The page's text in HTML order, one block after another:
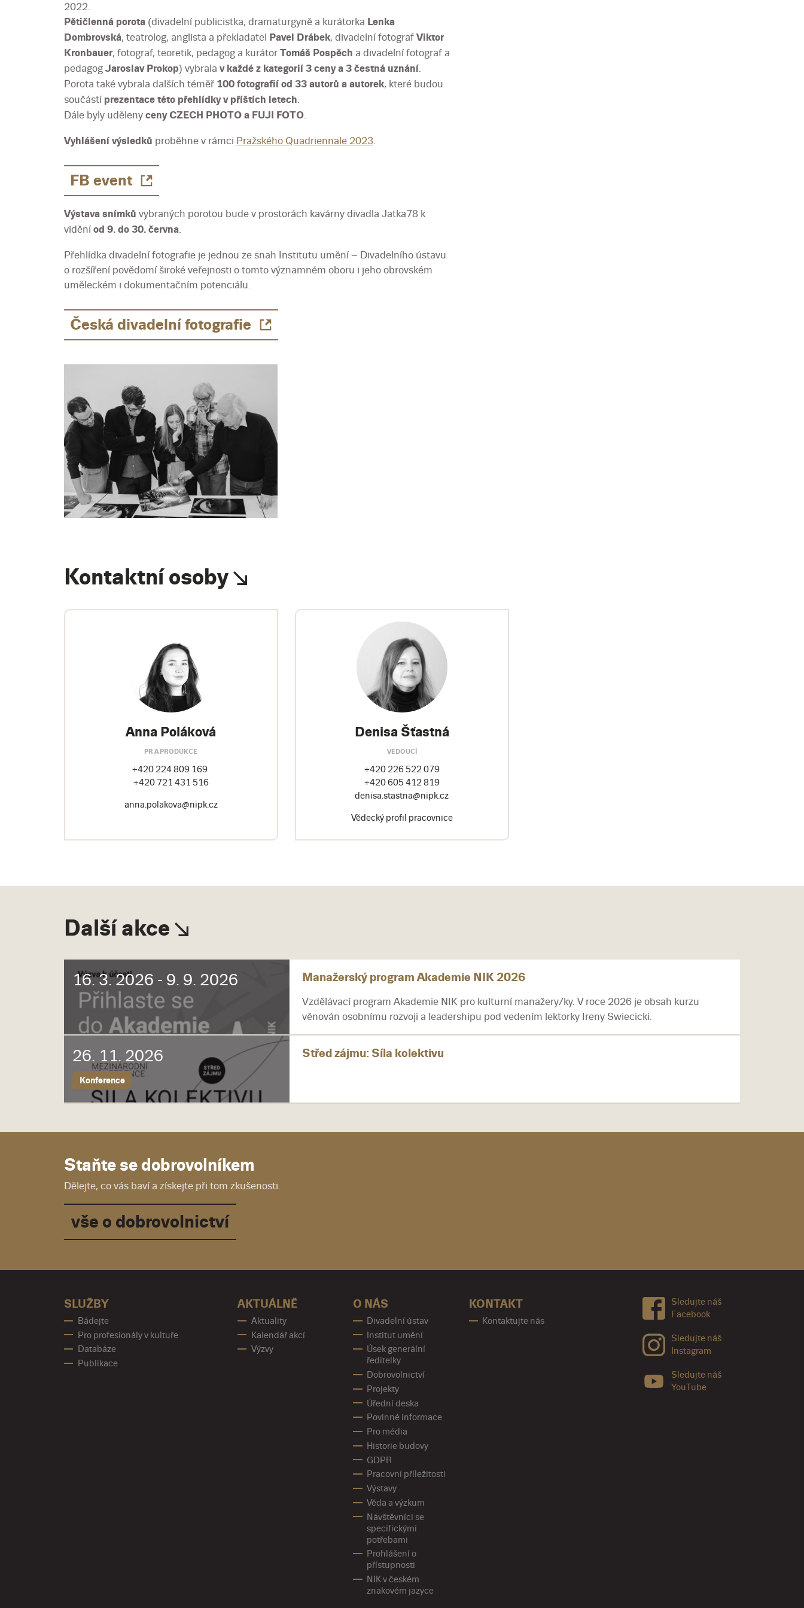
2022.
Pětičlenná porota (divadelní publicistka, dramaturgyně a kurátorka Lenka
Dombrovská, teatrolog, anglista a překladatel Pavel Drábek, divadelní fotograf Viktor
Kronbauer, fotograf, teoretik, pedagog a kurátor Tomáš Pospěch a divadelní fotograf a
pedagog Jaroslav Prokop) vybrala v každé z kategorií 3 ceny a 3 čestná uznání
Porota také vybrala dalších téměř 100 fotografií od 33 autorů a autorek, které budou
součástí prezentace této přehlídky v příštích letech
Dále byly uděleny ceny CZECH PHOTO a FUJI FOTO
Vyhlášení výsledků proběhne v rámci Pražského Quadriennale 2023.
FB event
Výstava snímků vybraných porotou bude v prostorách kavárny divadla Jatka78 k
vidění od 9. do 30. června.
Přehlídka divadelní fotografie je jednou ze snah Institutu umění – Divadelního ústavu
o rozšíření povědomí široké veřejnosti o tomto významném oboru i jeho obrovském
uměleckém i dokumentačním potenciálu.
Česká divadelní fotografie
Kontaktní osoby
Anna Poláková
PR A PRODUKCE
+420 224 809 169
+420 721 431 516
anna.polakova@nipk.cz
Denisa Šťastná
VEDOUCÍ
+420 226 522 079
+420 605 412 819
denisa.stastna@nipk.cz
Vědecký profil pracovnice
Další akce
16. 3. 2026 - 9. 9. 2026 Manažerský program Akademie NIK 2026
Vzdělávací program Akademie NIK pro kulturní manažery/ky. V roce 2026 je obsah kurzu
věnován osobnímu rozvoji a leadershipu pod vedením lektorky Ireny Swiecicki.
26. 11. 2026
Konference
Střed zájmu: Síla kolektivu
Staňte se dobrovolníkem
Dělejte, co vás baví a získejte při tom zkušenosti.
vše o dobrovolnictví
SLUŽBY
Bádejte
Pro profesionály v kultuře
Databáze
Publikace
AKTUÁLNĚ
Aktuality
Kalendář akcí
Výzvy
O NÁS
Divadelní ústav
Institut umění
Úsek generální
ředitelky
Dobrovolnictví
Projekty
Úřední deska
Povinné informace
Pro média
Historie budovy
GDPR
Pracovní příležitosti
Výstavy
Věda a výzkum
Návštěvníci se
specifickými
potřebami
Prohlášení o
přístupnosti
NIK v českém
znakovém jazyce
KONTAKT
Kontaktujte nás
Sledujte náš
Facebook
Sledujte náš
Instagram
Sledujte náš
YouTube